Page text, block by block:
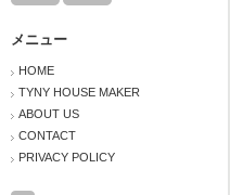
メニュー
HOME
TYNY HOUSE MAKER
ABOUT US
CONTACT
PRIVACY POLICY